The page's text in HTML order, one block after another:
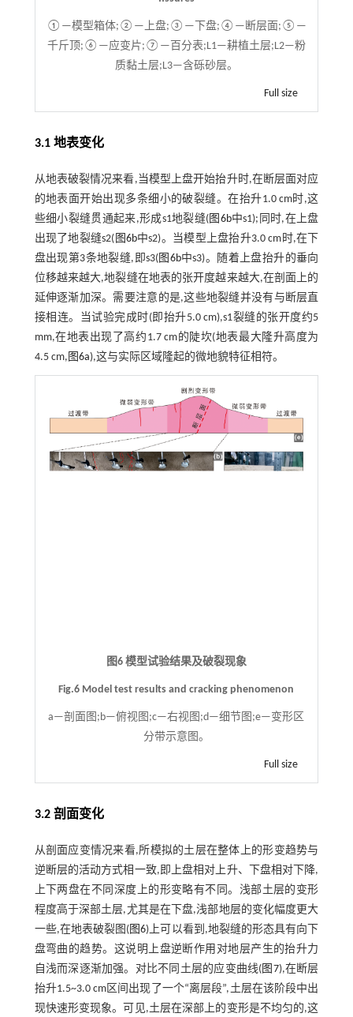
①—模型箱体;②—上盘;③—下盘;④—断层面;⑤—
千斤顶;⑥—应变片;⑦—百分表;L1—耕植土层;L2—粉
质黏土层;L3—含砾砂层。
Full size
3.1 地表变化
从地表破裂情况来看,当模型上盘开始抬升时,在断层面对应
的地表面开始出现多条细小的破裂缝。在抬升1.0 cm时,这
些细小裂缝贯通起来,形成s1地裂缝(图6b中s1);同时,在上盘
出现了地裂缝s2( 图6b中s2)。当模型上盘抬升3.0 cm时,在下
盘出现第3条地裂缝,即s3(图6b中s3)。随着上盘抬升的垂向
位移越来越大,地裂缝在地表的张开度越来越大,在剖面上的
延伸逐渐加深。需要注意的是,这些地裂缝并没有与断层直
接相连。当试验完成时(即抬升5.0 cm),s1裂缝的张开度约5
mm,在地表出现了高约1.7 cm的陡坎(地表最大隆升高度为
4.5 cm, 图6a),这与实际区域隆起的微地貌特征相符。
图6 模型试验结果及破裂现象
Fig.6 Model test results and cracking phenomenon
a—剖面图;b—俯视图;c—右视图;d—细节图;e—变形区
分带示意图。
Full size
3.2 剖面变化
从剖面应变情况来看,所模拟的土层在整体上的形变趋势与
逆断层的活动方式相一致,即上盘相对上升、下盘相对下降,
上下两盘在不同深度上的形变略有不同。浅部土层的变形
程度高于深部土层,尤其是在下盘,浅部地层的变化幅度更大
一些,在地表破裂图(图6)上可以看到,地裂缝的形态具有向下
盘弯曲的趋势。这说明上盘逆断作用对地层产生的抬升力
自浅而深逐渐加强。对比不同土层的应变曲线(图7),在断层
抬升1.5~3.0 cm区间出现了一个“离层段”,土层在该阶段中出
现快速形变现象。可见,土层在深部上的变形是不均匀的,这